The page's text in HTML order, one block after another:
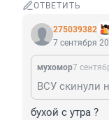
ОТВЕТИТЬ
275039382
7 сентября
мухомор7
бухой с утра ?